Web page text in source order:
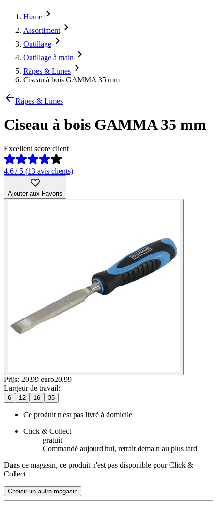
Home
Assortiment
Outillage
Outillage à main
Râpes & Limes
Ciseau à bois GAMMA 35 mm
Râpes & Limes
Ciseau à bois GAMMA 35 mm
Excellent score client
4.6 / 5 (13 avis clients)
Ajouter aux Favoris
Prijs: 20.99 euro20.99
Largeur de travail:
6 12 16 35
Ce produit n'est pas livré à domicile
Click & Collect
gratuit
Commandé aujourd'hui, retrait demain au plus tard
Dans ce magasin, ce produit n'est pas disponible pour Click &
Collect.
Choisir un autre magasin